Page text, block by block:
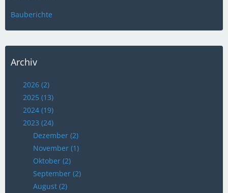
Bauberichte
Archiv
2026 (2)
2025 (13)
2024 (19)
2023 (24)
Dezember (2)
November (1)
Oktober (2)
September (2)
August (2)